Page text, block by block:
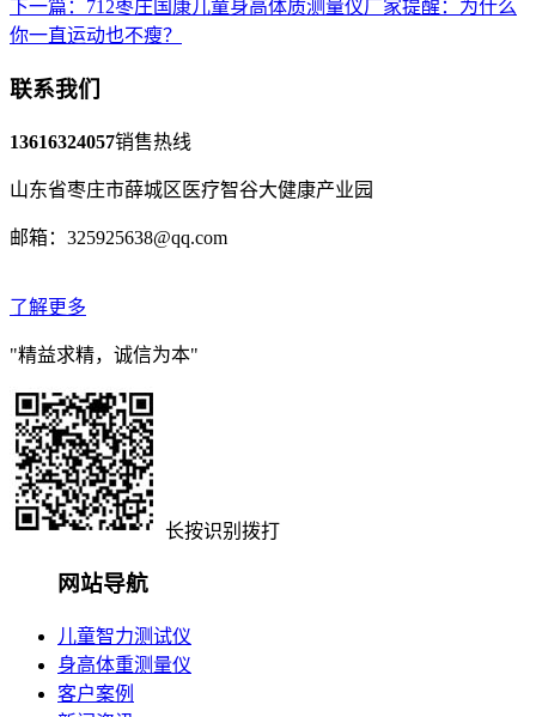
下一篇：712枣庄国康儿童身高体质测量仪厂家提醒：为什么
你一直运动也不瘦？
联系我们
13616324057销售热线
山东省枣庄市薛城区医疗智谷大健康产业园
邮箱：325925638@qq.com
了解更多
"精益求精，诚信为本"
长按识别拨打
网站导航
儿童智力测试仪
身高体重测量仪
客户案例